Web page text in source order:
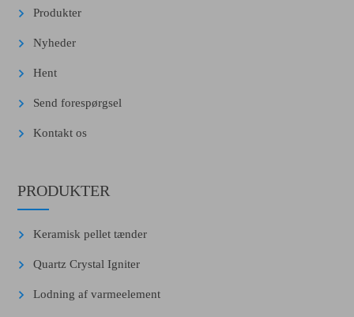
Produkter
Nyheder
Hent
Send forespørgsel
Kontakt os
PRODUKTER
Keramisk pellet tænder
Quartz Crystal Igniter
Lodning af varmeelement